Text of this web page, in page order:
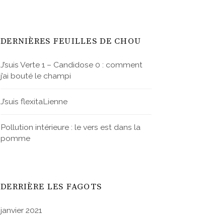
DERNIÈRES FEUILLES DE CHOU
J’suis Verte 1 – Candidose 0 : comment
j’ai bouté le champi
J’suis flexitaLienne
Pollution intérieure : le vers est dans la
pomme
DERRIÈRE LES FAGOTS
janvier 2021